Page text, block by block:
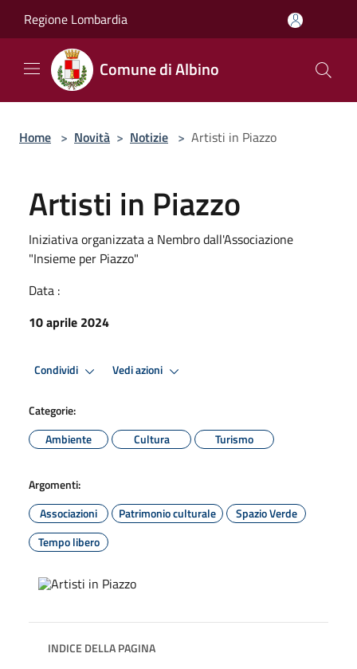
Regione Lombardia
Comune di Albino
Home > Novità > Notizie > Artisti in Piazzo
Artisti in Piazzo
Iniziativa organizzata a Nembro dall'Associazione
"Insieme per Piazzo"
Data :
10 aprile 2024
Condividi Vedi azioni
Categorie:
Ambiente
Cultura Turismo
Argomenti:
Associazioni
Patrimonio culturale
Spazio Verde
Tempo libero
INDICE DELLA PAGINA